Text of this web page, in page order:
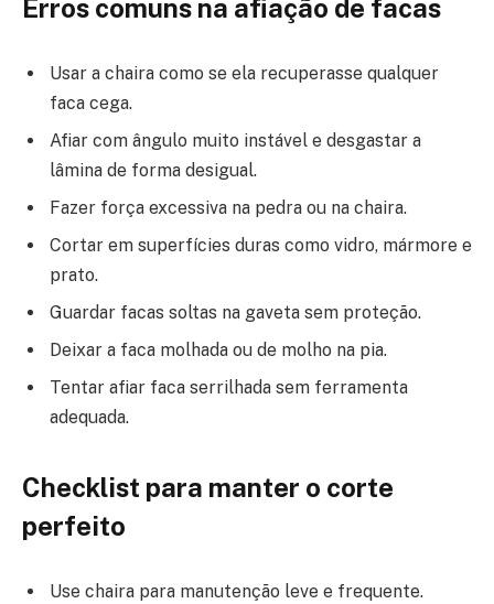
Erros comuns na afiação de facas
Usar a chaira como se ela recuperasse qualquer
faca cega.
Afiar com ângulo muito instável e desgastar a
lâmina de forma desigual.
Fazer força excessiva na pedra ou na chaira.
Cortar em superfícies duras como vidro, mármore e
prato.
Guardar facas soltas na gaveta sem proteção.
Deixar a faca molhada ou de molho na pia.
Tentar afiar faca serrilhada sem ferramenta
adequada.
Checklist para manter o corte
perfeito
Use chaira para manutenção leve e frequente.